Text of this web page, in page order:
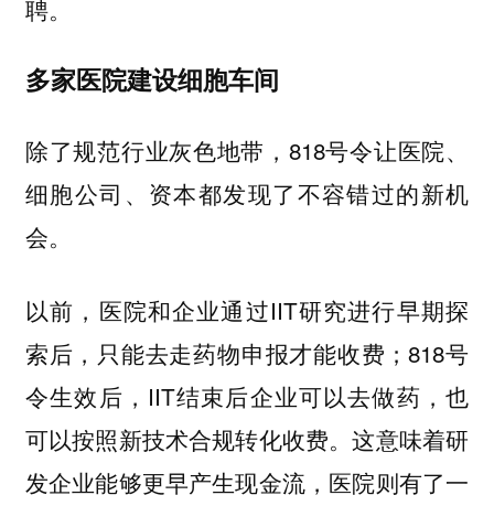
聘。
多家医院建设细胞车间
除了规范行业灰色地带，818号令让医院、
细胞公司、资本都发现了不容错过的新机
会。
以前，医院和企业通过IIT研究进行早期探
索后，只能去走药物申报才能收费；818号
令生效后，IIT结束后企业可以去做药，也
可以按照新技术合规转化收费。这意味着研
发企业能够更早产生现金流，医院则有了一